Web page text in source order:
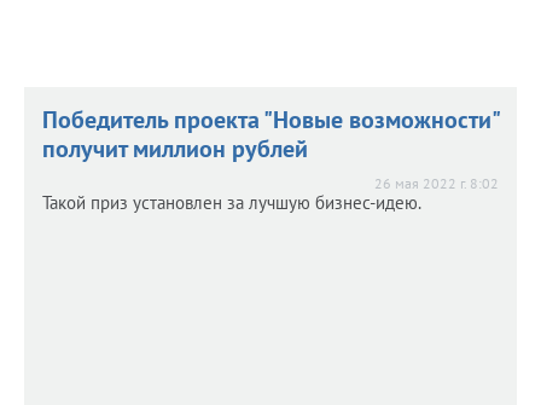
Победитель проекта "Новые возможности"
получит миллион рублей
26 мая 2022 г. 8:02
Такой приз установлен за лучшую бизнес-идею.